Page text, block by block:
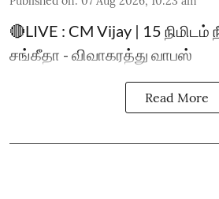
🔴LIVE : CM Vijay | 15 நிமிடம்
சங்கீதா - விவாகரத்து வாபஸ்
Read More